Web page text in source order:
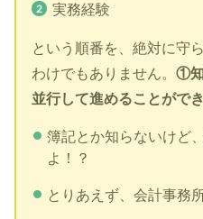
実務経験
という順番を、絶対に守
わけでもありません。①知
並行して進めることがで
簿記とか知らないけど
よ！？
とりあえず、会計事務